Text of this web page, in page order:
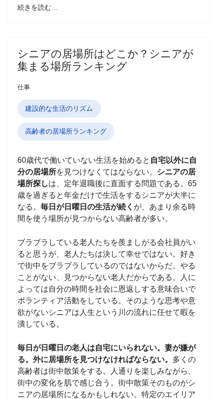
続きを読む…
シニアの居場所はどこか？シニアが
集まる場所ランキング
仕事
建設的な生活のリズム
高齢者の居場所ランキング
60歳代で働いていない生活を始めると 自宅以外に自
分の居場所を見つけなくてはならない。 シニアの居
場所探しは、定年退職後に直面する問題である。65
歳を過ぎると年金だけで生活をするシニアが大半に
なる。 毎日が日曜日の生活が続く が、あまり余る時
間を使う場所が見つからない高齢者が多い。
ブラブラしている老人たちを羨ましがる会社員がい
ると思うが、老人たちは決して幸せではない。好き
で街中をブラブラしているのではないからだ。やる
ことがない、見つからない老人だからである。人に
よっては自分の時間を社会に恩返しする意味合いで
ボランティア活動をしている。そのような思考や意
欲がないシニアは人生という川の流れに任せて暇を
潰している。
毎日が日曜日の老人は自宅にいられない。妻が嫌が
る。外に居場所を見つけなければならない。 多くの
高齢者は街中散策をする。人通りを楽しみながら、
街中の変化を肌で感じ合う。街中散策そのものがシ
ニアの居場所になるかもしれない。特定のエイリア